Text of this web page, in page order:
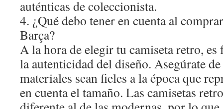
auténticas de coleccionista.
4. ¿Qué debo tener en cuenta al
Barça?
A la hora de elegir tu camiseta retro,
la autenticidad del diseño. Asegúrate
materiales sean fieles a la época que
en cuenta el tamaño. Las camisetas